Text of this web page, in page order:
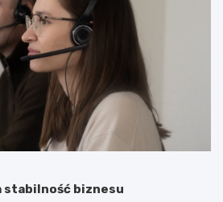
stabilność biznesu